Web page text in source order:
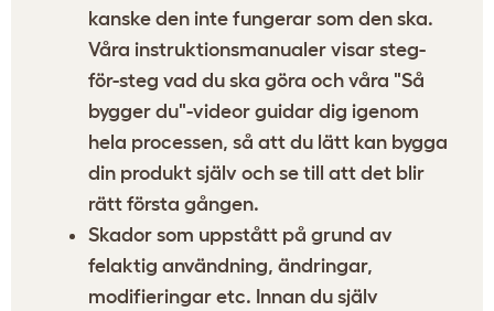
kanske den inte fungerar som den ska.
Våra instruktionsmanualer visar steg-
för-steg vad du ska göra och våra "Så
bygger du"-videor guidar dig igenom
hela processen, så att du lätt kan bygga
din produkt själv och se till att det blir
rätt första gången.
Skador som uppstått på grund av
felaktig användning, ändringar,
modifieringar etc. Innan du själv